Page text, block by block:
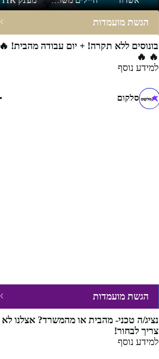
הגשת מועמדות
בונוסים ללא תקרה! + יום עבודה מהבית! 🔥
🔥 🔥
למידע נוסף
סלקום
הגשת מועמדות
נציג/ה טכני- מהבית או מהמשרד? אצלנו לא
צריך לבחור!
למידע נוסף